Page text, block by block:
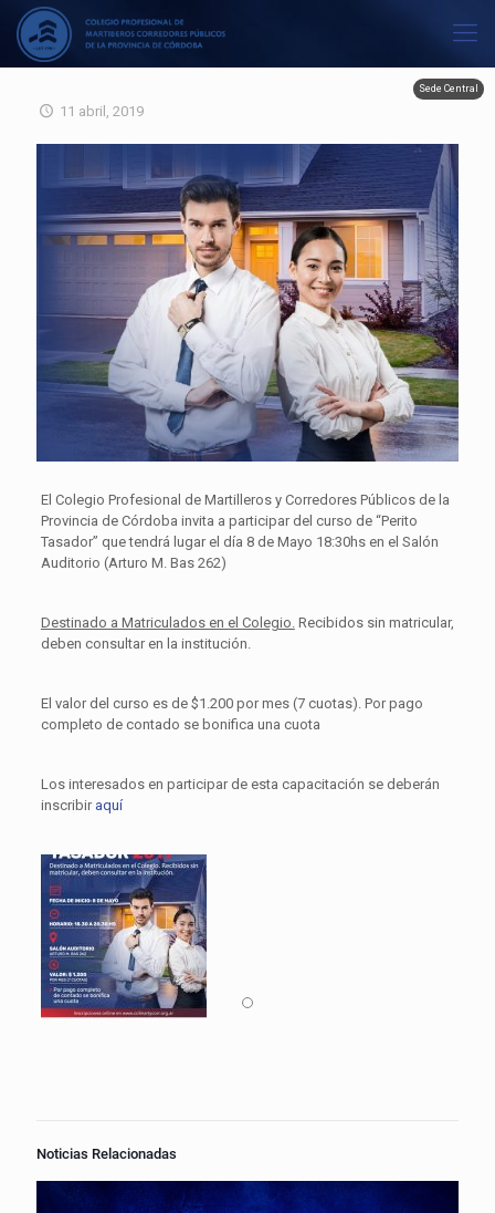
11 abril, 2019
El Colegio Profesional de Martilleros y Corredores Públicos de la
Provincia de Córdoba invita a participar del curso de “Perito
Tasador” que tendrá lugar el día 8 de Mayo 18:30hs en el Salón
Auditorio (Arturo M. Bas 262)
Destinado a Matriculados en el Colegio. Recibidos sin matricular,
deben consultar en la institución.
El valor del curso es de $1.200 por mes (7 cuotas). Por pago
completo de contado se bonifica una cuota
Los interesados en participar de esta capacitación se deberán
inscribir aquí
Noticias Relacionadas
Sede Central